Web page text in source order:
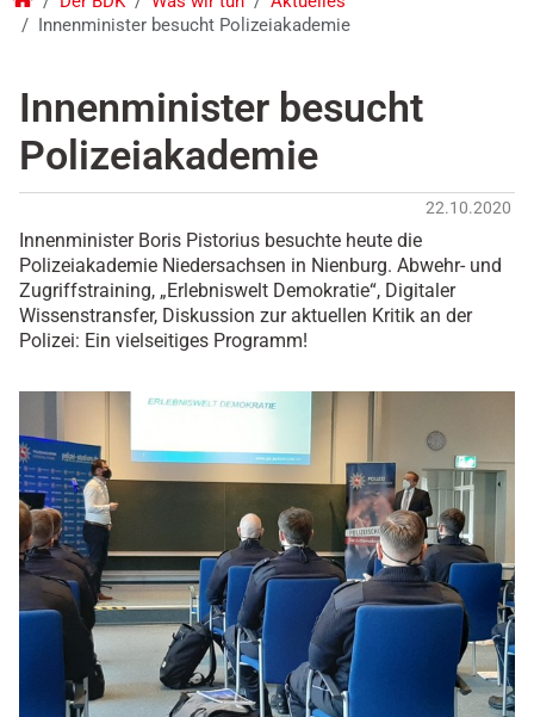
Innenminister besucht Polizeiakademie
Innenminister besucht
Polizeiakademie
22.10.2020
Innenminister Boris Pistorius besuchte heute die
Polizeiakademie Niedersachsen in Nienburg. Abwehr- und
Zugriffstraining, „Erlebniswelt Demokratie“, Digitaler
Wissenstransfer, Diskussion zur aktuellen Kritik an der
Polizei: Ein vielseitiges Programm!